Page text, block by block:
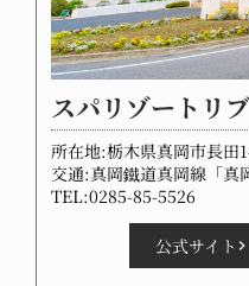
スパリゾートリ
所在地:栃木県真岡市長田
交通:真岡鐵道真岡線「真
TEL:0285-85-5526
公式サイト